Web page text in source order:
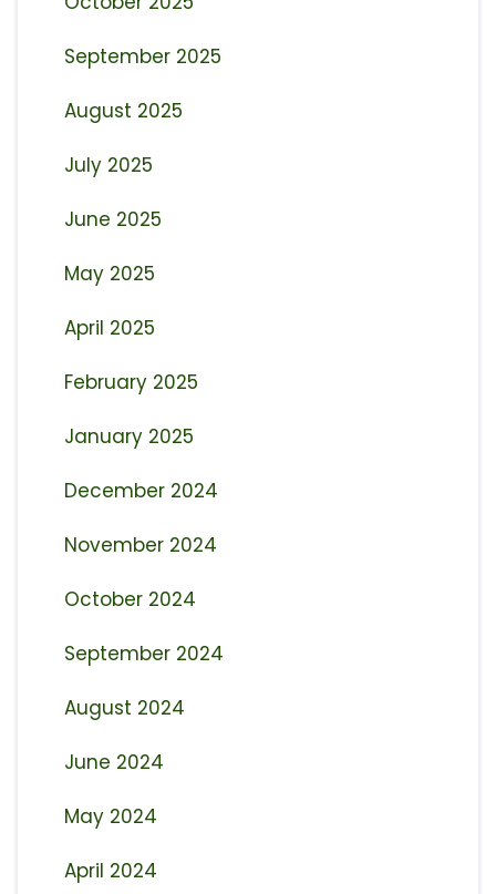
September 2025
August 2025
July 2025
June 2025
May 2025
April 2025
February 2025
January 2025
December 2024
November 2024
October 2024
September 2024
August 2024
June 2024
May 2024
April 2024